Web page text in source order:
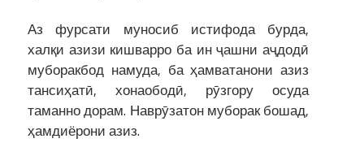
Аз фурсати муносиб истифода бурда,
халқи азизи кишварро ба ин ҷашни аҷдодӣ
муборакбод намуда, ба ҳамватанони азиз
тансиҳатӣ, хонаободӣ, рӯзгору осуда
таманно дорам. Наврӯзатон муборак бошад,
ҳамдиёрони азиз.